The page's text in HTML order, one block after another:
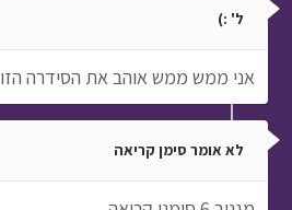
ל' :)
אני ממש ממש אוהב את הסידרה הזו
לא אומר סימן קריאה